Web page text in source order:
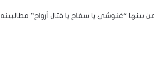
“غنوشي يا سفاح يا قتال أرواح” مطالبينه